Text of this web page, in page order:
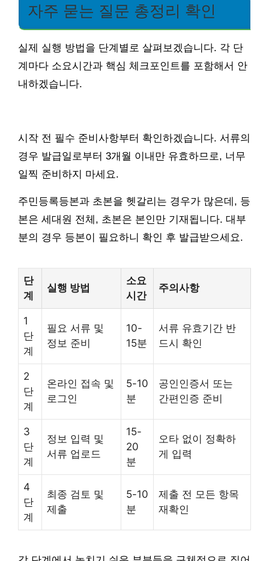
자주 묻는 질문 총정리 확인
실제 실행 방법을 단계별로 살펴보겠습니다. 각 단
계마다 소요시간과 핵심 체크포인트를 포함해서 안
내하겠습니다.
시작 전 필수 준비사항부터 확인하겠습니다. 서류의
경우 발급일로부터 3개월 이내만 유효하므로, 너무
일찍 준비하지 마세요.
주민등록등본과 초본을 헷갈리는 경우가 많은데, 등
본은 세대원 전체, 초본은 본인만 기재됩니다. 대부
분의 경우 등본이 필요하니 확인 후 발급받으세요.
단
계
실행 방법
소요
시간
주의사항
1
단
계
필요 서류 및
정보 준비
10-
15분
서류 유효기간 반
드시 확인
2
단
계
온라인 접속 및
로그인
5-10
분
공인인증서 또는
간편인증 준비
3
단
계
정보 입력 및
서류 업로드
15-
20
분
오타 없이 정확하
게 입력
4
단
계
최종 검토 및
제출
5-10
분
제출 전 모든 항목
재확인